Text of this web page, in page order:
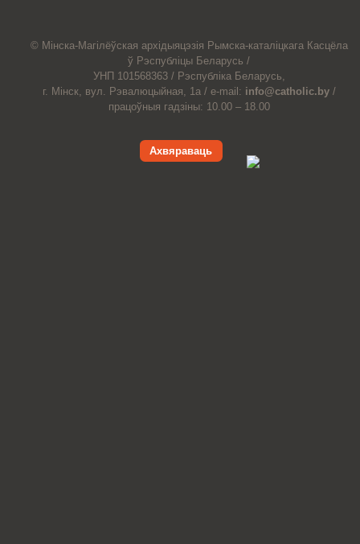
© Мiнска-Магiлёўская архiдыяцэзiя Рымска-каталіцкага Касцёла
ў Рэспубліцы Беларусь /
УНП 101568363 / Рэспубліка Беларусь,
г. Мінск, вул. Рэвалюцыйная, 1а / e-mail: info@catholic.by /
працоўныя гадзіны: 10.00 – 18.00
Ахвяраваць